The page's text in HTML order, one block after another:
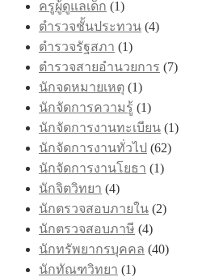
ครูผู้ดูแลเด็ก (1)
ตำรวจชั้นประทวน (4)
ตำรวจรัฐสภา (1)
ตำรวจสายอำนวยการ (7)
นักจดหมายเหตุ (1)
นักจัดการความรู้ (1)
นักจัดการงานทะเบียน (1)
นักจัดการงานทั่วไป (62)
นักจัดการงานโยธา (1)
นักจิตวิทยา (4)
นักตรวจสอบภายใน (2)
นักตรวจสอบภาษี (4)
นักทรัพยากรบุคคล (40)
นักทัณฑวิทยา (1)